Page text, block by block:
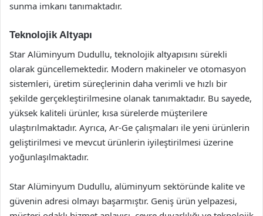
sunma imkanı tanımaktadır.
Teknolojik Altyapı
Star Alüminyum Dudullu, teknolojik altyapısını sürekli
olarak güncellemektedir. Modern makineler ve otomasyon
sistemleri, üretim süreçlerinin daha verimli ve hızlı bir
şekilde gerçekleştirilmesine olanak tanımaktadır. Bu sayede,
yüksek kaliteli ürünler, kısa sürelerde müşterilere
ulaştırılmaktadır. Ayrıca, Ar-Ge çalışmaları ile yeni ürünlerin
geliştirilmesi ve mevcut ürünlerin iyileştirilmesi üzerine
yoğunlaşılmaktadır.
Star Alüminyum Dudullu, alüminyum sektöründe kalite ve
güvenin adresi olmayı başarmıştır. Geniş ürün yelpazesi,